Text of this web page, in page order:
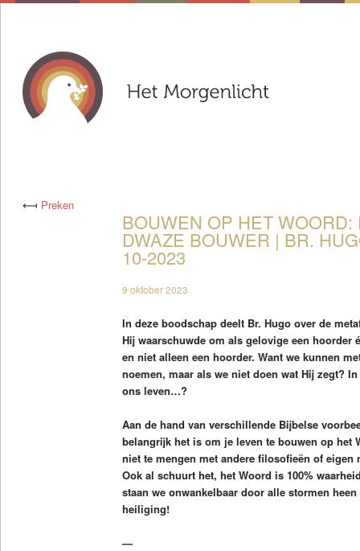
⟻ Preken
BOUWEN OP HET WOORD:
DWAZE BOUWER | BR.
10-2023
9 oktober 2023
In deze boodschap deelt Br. Hugo over de
Hij waarschuwde om als gelovige een hoorder
en niet alleen een hoorder. Want we kunnen
noemen, maar als we niet doen wat Hij zegt?
ons leven…?
Aan de hand van verschillende Bijbelse
belangrijk het is om je leven te bouwen op het
niet te mengen met andere filosofieën of
Ook al schuurt het, het Woord is 100%
staan we onwankelbaar door alle stormen
heiliging!
—